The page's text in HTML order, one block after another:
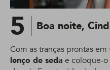
5 Boa noite,
Com as tranças prontas
lenço de seda e coloque-o